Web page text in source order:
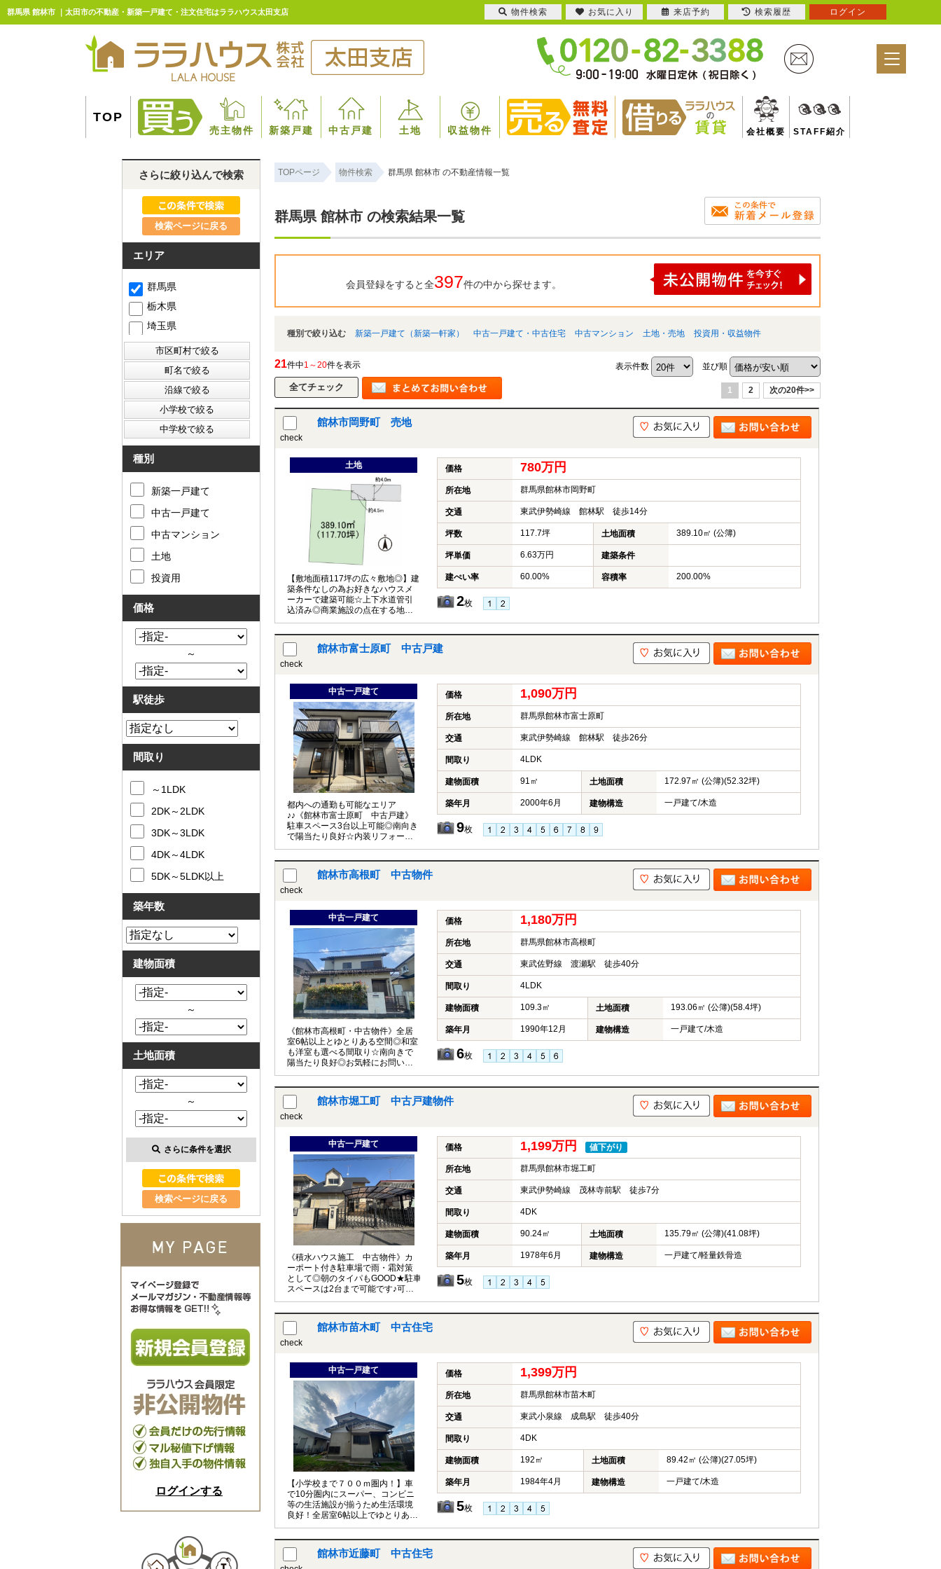
群馬県 館林市 ｜太田市の不動産・新築一戸建て・注文住宅はララハウス太田支店
TOP
売主物件 新築戸建 中古戸建 土地 収益物件 会社概要 STAFF紹介
TOPページ 物件検索 群馬県 館林市 の不動産情報一覧
群馬県 館林市 の検索結果一覧
会員登録をすると全397件の中から探せます。
種別で絞り込む 新築一戸建て（新築一軒家） 中古一戸建て・中古住宅 中古マンション 土地・売地 投資用・収益物件
21件中1～20件を表示 表示件数 並び順
1 2 次の20件>>
check
館林市岡野町 売地
土地
【敷地面積117坪の広々敷地◎】建
築条件なしの為お好きなハウスメ
ーカーで建築可能☆上下水道管引
込済み◎商業施設の点在する地域内
に立地◎最寄りのドラッグストアや
内！お気軽にお問い合わせくださ
い♪
価格 780万円
所在地 群馬県館林市岡野町
交通 東武伊勢崎線 館林駅 徒歩14分
坪数 117.7坪 土地面積 389.10㎡ (公簿)
坪単価 6.63万円 建築条件
建ぺい率 60.00% 容積率 200.00%
2枚
check
館林市富士原町 中古戸建
中古一戸建て
都内への通勤も可能なエリア
♪♪《館林市富士原町 中古戸建》
駐車スペース3台以上可能◎南向き
で陽当たり良好☆内装リフォーム
済み（全室クロス張替え済み）、
月）
価格 1,090万円
所在地 群馬県館林市富士原町
交通 東武伊勢崎線 館林駅 徒歩26分
間取り 4LDK
建物面積 91㎡ 土地面積 172.97㎡ (公簿)(52.32坪)
築年月 2000年6月 建物構造 一戸建て/木造
9枚
check
館林市高根町 中古物件
中古一戸建て
《館林市高根町・中古物件》全居
室6帖以上とゆとりある空間◎和室
も洋室も選べる間取り☆南向きで
陽当たり良好◎お気軽にお問い合わ
せください♪
価格 1,180万円
所在地 群馬県館林市高根町
交通 東武佐野線 渡瀬駅 徒歩40分
間取り 4LDK
建物面積 109.3㎡ 土地面積 193.06㎡ (公簿)(58.4坪)
築年月 1990年12月 建物構造 一戸建て/木造
6枚
check
館林市堀工町 中古戸建物件
中古一戸建て
《積水ハウス施工 中古物件》カ
ーポート付き駐車場で雨・霜対策
として◎朝のタイパもGOOD★駐車
スペースは2台まで可能です♪可動
式ゲート付きが嬉しい◎◎
価格 1,199万円 値下がり
所在地 群馬県館林市堀工町
交通 東武伊勢崎線 茂林寺前駅 徒歩7分
間取り 4DK
建物面積 90.24㎡ 土地面積 135.79㎡ (公簿)(41.08坪)
築年月 1978年6月 建物構造 一戸建て/軽量鉄骨造
5枚
check
館林市苗木町 中古住宅
中古一戸建て
【小学校まで７００ｍ圏内！】車
で10分圏内にスーパー、コンビニ
等の生活施設が揃うため生活環境
良好！全居室6帖以上でゆとりある
室内◎和洋室があり用途に合わせて
価格 1,399万円
所在地 群馬県館林市苗木町
交通 東武小泉線 成島駅 徒歩40分
間取り 4DK
建物面積 192㎡ 土地面積 89.42㎡ (公簿)(27.05坪)
築年月 1984年4月 建物構造 一戸建て/木造
5枚
館林市近藤町 中古住宅
さらに絞り込んで検索
検索ページに戻る
エリア
群馬県
栃木県
埼玉県
種別
新築一戸建て
中古一戸建て
中古マンション
土地
投資用
価格
～
駅徒歩
間取り
～1LDK
2DK～2LDK
3DK～3LDK
4DK～4LDK
5DK～5LDK以上
築年数
建物面積
～
土地面積
～
さらに条件を選択
検索ページに戻る
ログインする
物件検索 お気に入り 来店予約 検索履歴 ログイン